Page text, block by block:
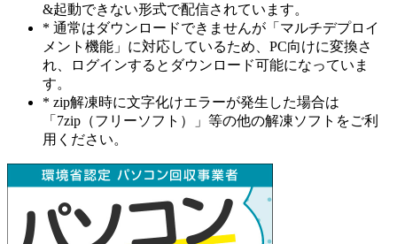
&起動できない形式で配信されています。
* 通常はダウンロードできませんが「マルチデプロイ
メント機能」に対応しているため、PC向けに変換さ
れ、ログインするとダウンロード可能になっていま
す。
* zip解凍時に文字化けエラーが発生した場合は
「7zip（フリーソフト）」等の他の解凍ソフトをご利
用ください。